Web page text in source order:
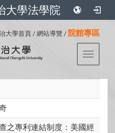
大學法學院
大學首頁 / 網站導覽 / 院館專區
Toggle
之專利連結制度：美國經